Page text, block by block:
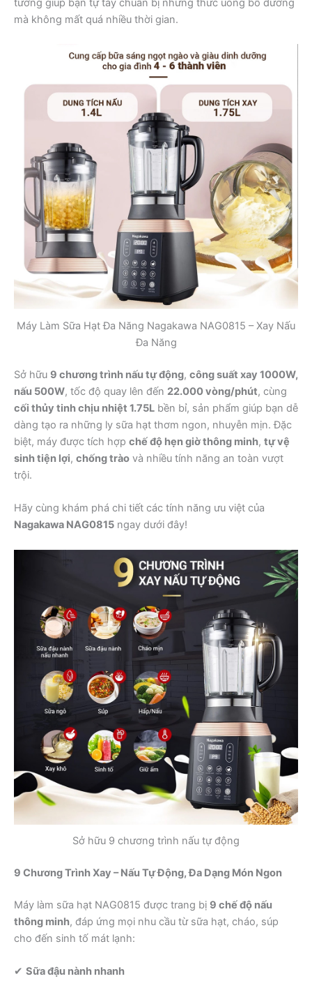
mà không mất quá nhiều thời gian.
Máy Làm Sữa Hạt Đa Năng Nagakawa NAG0815 – Xay Nấu
Đa Năng
Sở hữu 9 chương trình nấu tự động, công suất xay 1000W,
nấu 500W, tốc độ quay lên đến 22.000 vòng/phút, cùng
cối thủy tinh chịu nhiệt 1.75L bền bỉ, sản phẩm giúp bạn dễ
dàng tạo ra những ly sữa hạt thơm ngon, nhuyễn mịn. Đặc
biệt, máy được tích hợp chế độ hẹn giờ thông minh, tự vệ
sinh tiện lợi, chống trào và nhiều tính năng an toàn vượt
trội.
Hãy cùng khám phá chi tiết các tính năng ưu việt của
Nagakawa NAG0815 ngay dưới đây!
Sở hữu 9 chương trình nấu tự động
9 Chương Trình Xay – Nấu Tự Động, Đa Dạng Món Ngon
Máy làm sữa hạt NAG0815 được trang bị 9 chế độ nấu
thông minh, đáp ứng mọi nhu cầu từ sữa hạt, cháo, súp
cho đến sinh tố mát lạnh:
✔ Sữa đậu nành nhanh